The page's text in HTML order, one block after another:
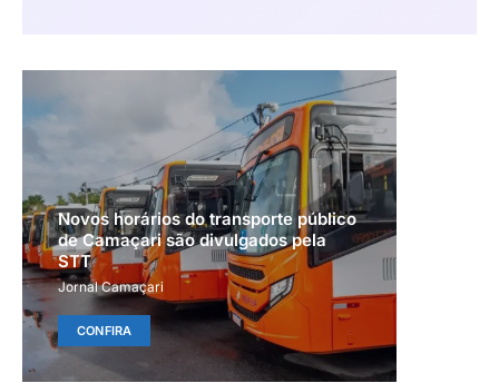
Novos horários do transporte público
de Camaçari são divulgados pela
STT
Jornal Camaçari
CONFIRA